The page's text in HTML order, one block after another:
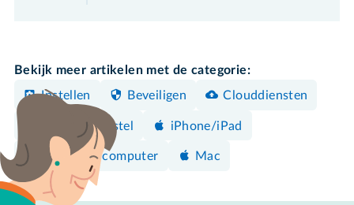
Bekijk meer artikelen met de categorie:
Instellen
Beveiligen Clouddiensten
Android-toestel iPhone/iPad
Windows-computer Mac